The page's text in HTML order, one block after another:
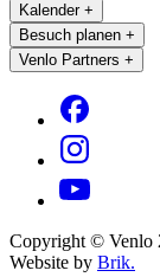
Kalender +
Besuch planen +
Venlo Partners +
Copyright © Venlo
Website by Brik.